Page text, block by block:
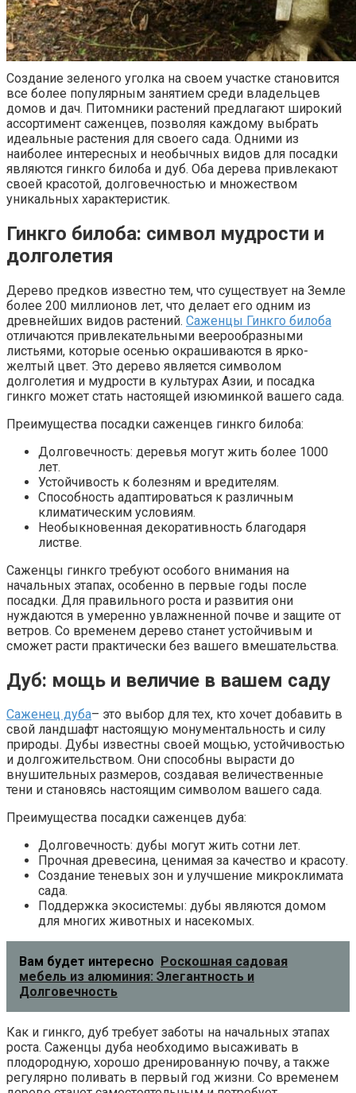
Создание зеленого уголка на своем участке становится
все более популярным занятием среди владельцев
домов и дач. Питомники растений предлагают широкий
ассортимент саженцев, позволяя каждому выбрать
идеальные растения для своего сада. Одними из
наиболее интересных и необычных видов для посадки
являются гинкго билоба и дуб. Оба дерева привлекают
своей красотой, долговечностью и множеством
уникальных характеристик.
Гинкго билоба: символ мудрости и
долголетия
Дерево предков известно тем, что существует на Земле
более 200 миллионов лет, что делает его одним из
древнейших видов растений. Саженцы Гинкго билоба
отличаются привлекательными веерообразными
листьями, которые осенью окрашиваются в ярко-
желтый цвет. Это дерево является символом
долголетия и мудрости в культурах Азии, и посадка
гинкго может стать настоящей изюминкой вашего сада.
Преимущества посадки саженцев гинкго билоба:
Долговечность: деревья могут жить более 1000
лет.
Устойчивость к болезням и вредителям.
Способность адаптироваться к различным
климатическим условиям.
Необыкновенная декоративность благодаря
листве.
Саженцы гинкго требуют особого внимания на
начальных этапах, особенно в первые годы после
посадки. Для правильного роста и развития они
нуждаются в умеренно увлажненной почве и защите от
ветров. Со временем дерево станет устойчивым и
сможет расти практически без вашего вмешательства.
Дуб: мощь и величие в вашем саду
Саженец дуба– это выбор для тех, кто хочет добавить в
свой ландшафт настоящую монументальность и силу
природы. Дубы известны своей мощью, устойчивостью
и долгожительством. Они способны вырасти до
внушительных размеров, создавая величественные
тени и становясь настоящим символом вашего сада.
Преимущества посадки саженцев дуба:
Долговечность: дубы могут жить сотни лет.
Прочная древесина, ценимая за качество и красоту.
Создание теневых зон и улучшение микроклимата
сада.
Поддержка экосистемы: дубы являются домом
для многих животных и насекомых.
Вам будет интересно
Роскошная садовая
мебель из алюминия: Элегантность и
Долговечность
Как и гинкго, дуб требует заботы на начальных этапах
роста. Саженцы дуба необходимо высаживать в
плодородную, хорошо дренированную почву, а также
регулярно поливать в первый год жизни. Со временем